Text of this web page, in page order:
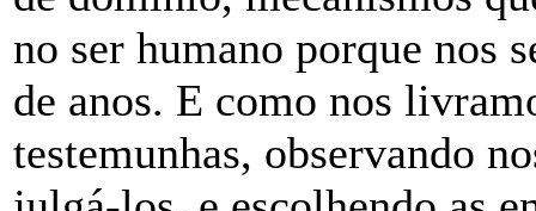
no ser humano porque nos
de anos. E como nos
testemunhas, observando